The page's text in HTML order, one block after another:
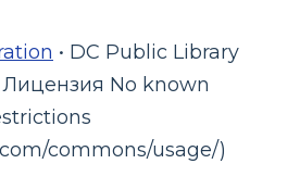
• DC Public Library
Лицензия No known
commons/usage/)